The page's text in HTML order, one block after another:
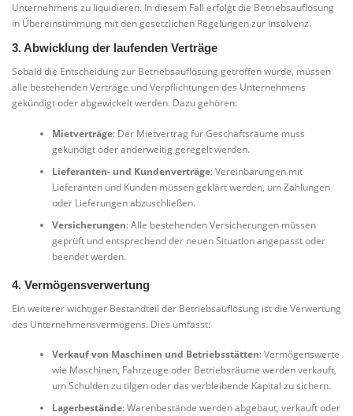
Unternehmens zu liquidieren. In diesem Fall erfolgt die Betriebsauflösung
in Übereinstimmung mit den gesetzlichen Regelungen zur Insolvenz.
3. Abwicklung der laufenden Verträge
Sobald die Entscheidung zur Betriebsauflösung getroffen wurde, müssen
alle bestehenden Verträge und Verpflichtungen des Unternehmens
gekündigt oder abgewickelt werden. Dazu gehören:
Mietverträge: Der Mietvertrag für Geschäftsräume muss
gekündigt oder anderweitig geregelt werden.
Lieferanten- und Kundenverträge: Vereinbarungen mit
Lieferanten und Kunden müssen geklärt werden, um Zahlungen
oder Lieferungen abzuschließen.
Versicherungen: Alle bestehenden Versicherungen müssen
geprüft und entsprechend der neuen Situation angepasst oder
beendet werden.
4. Vermögensverwertung
Ein weiterer wichtiger Bestandteil der Betriebsauflösung ist die Verwertung
des Unternehmensvermögens. Dies umfasst:
Verkauf von Maschinen und Betriebsstätten: Vermögenswerte
wie Maschinen, Fahrzeuge oder Betriebsräume werden verkauft,
um Schulden zu tilgen oder das verbleibende Kapital zu sichern.
Lagerbestände: Warenbestände werden abgebaut, verkauft oder